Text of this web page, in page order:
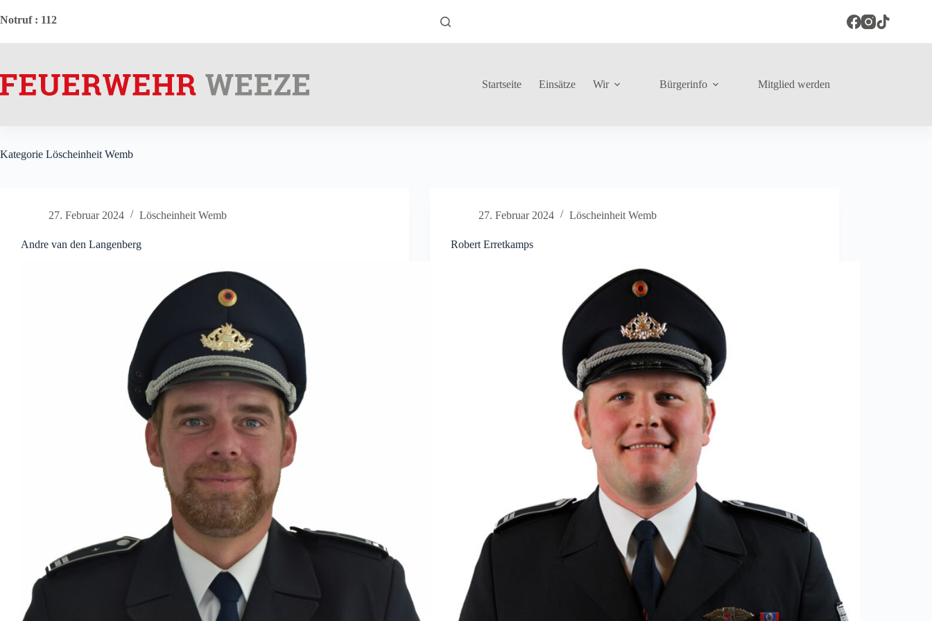
Inhalt
Notruf: 112
Startseite Einsätze Wir Bürgerinfo Mitglied werden
Kategorie Löscheinheit Wemb
27. Februar 2024 Löscheinheit Wemb
Andre van den Langenberg
27. Februar 2024 Löscheinheit Wemb
Robert Erretkamps